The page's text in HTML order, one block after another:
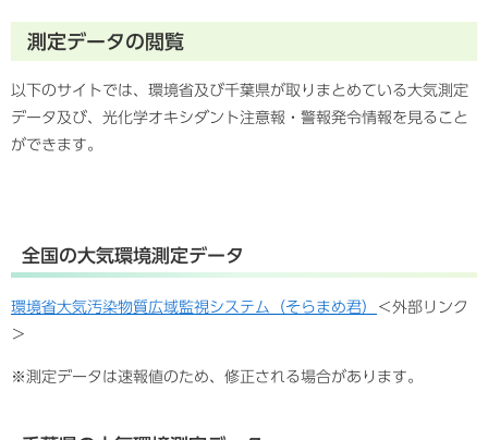
測定データの閲覧
以下のサイトでは、環境省及び千葉県が取りまとめている大気測定
データ及び、光化学オキシダント注意報・警報発令情報を見ること
ができます。
全国の大気環境測定データ
環境省大気汚染物質広域監視システム（そらまめ君）
＜外部リンク
＞
※測定データは速報値のため、修正される場合があります。